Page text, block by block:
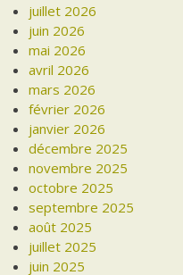
juillet 2026
juin 2026
mai 2026
avril 2026
mars 2026
février 2026
janvier 2026
décembre 2025
novembre 2025
octobre 2025
septembre 2025
août 2025
juillet 2025
juin 2025